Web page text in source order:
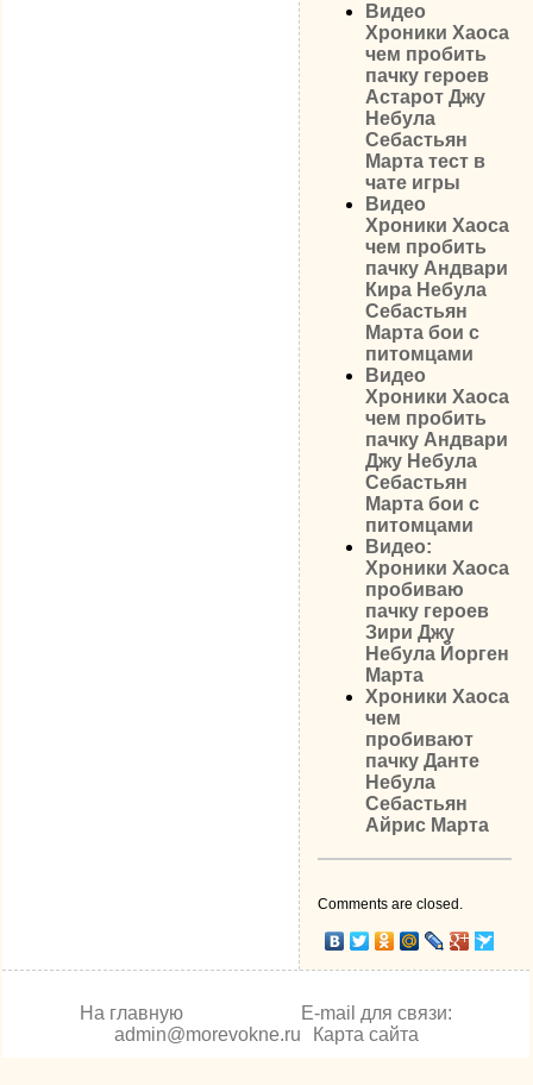
Видео
Хроники Хаоса
чем пробить
пачку героев
Астарот Джу
Небула
Себастьян
Марта тест в
чате игры
Видео
Хроники Хаоса
чем пробить
пачку Андвари
Кира Небула
Себастьян
Марта бои с
питомцами
Видео
Хроники Хаоса
чем пробить
пачку Андвари
Джу Небула
Себастьян
Марта бои с
питомцами
Видео:
Хроники Хаоса
пробиваю
пачку героев
Зири Джу
Небула Йорген
Марта
Хроники Хаоса
чем
пробивают
пачку Данте
Небула
Себастьян
Айрис Марта
Comments are closed.
На главную
E-mail для связи:
admin@morevokne.ru
Карта сайта